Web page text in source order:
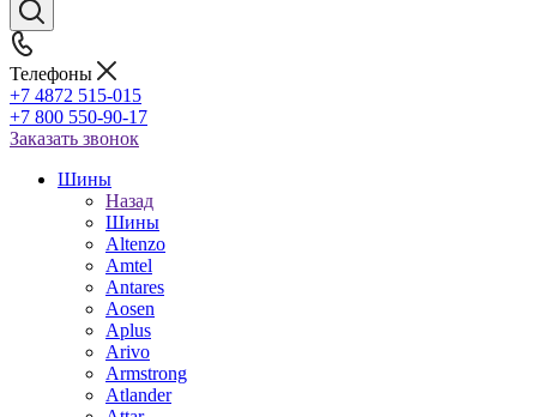
Телефоны
+7 4872 515-015
+7 800 550-90-17
Заказать звонок
Шины
Назад
Шины
Altenzo
Amtel
Antares
Aosen
Aplus
Arivo
Armstrong
Atlander